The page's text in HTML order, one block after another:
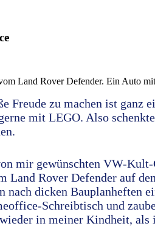
Land Rover Defender. Ein Auto
Freude zu machen ist ganz
mit LEGO. Also
mir gewünschten VW-
Land Rover Defender auf
nach dicken Bauplanheften
Schreibtisch und
in meiner Kindheit, als